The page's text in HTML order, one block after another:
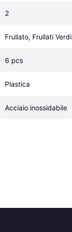
2
Frullato, Frullati Verdi
6 pcs
Plastica
Acciaio inossidabile